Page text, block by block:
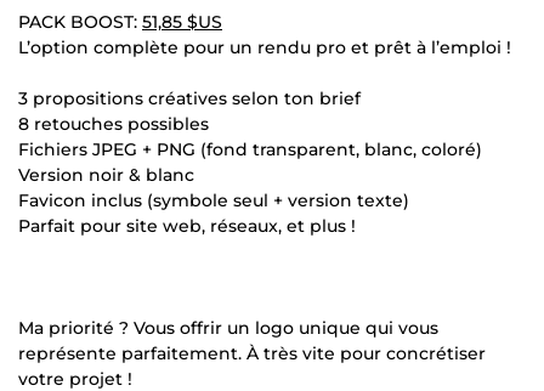
PACK BOOST: 51,85 $US
L’option complète pour un rendu pro et prêt à l’emploi !
3 propositions créatives selon ton brief
8 retouches possibles
Fichiers JPEG + PNG (fond transparent, blanc, coloré)
Version noir & blanc
Favicon inclus (symbole seul + version texte)
Parfait pour site web, réseaux, et plus !
Ma priorité ? Vous offrir un logo unique qui vous
représente parfaitement. À très vite pour concrétiser
votre projet !